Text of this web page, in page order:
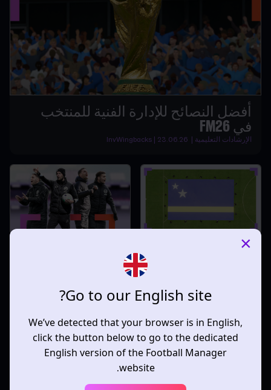
أفضل النصائح للإدارة الفنية للمنتخب
في FM26
الإرشادات التعليمية | InvWingbacks | 23.06.26
أفضل النصائح للنجاح في
تحدي كوراساو من FIFAe
الإرشادات التعليمية |
InvWingbacks | 13.05.26
التفوق في حسم نهاية
الإرشادات التعليمية | Paul
10 نصائح لفترة انتقالات
ناجحة في منتصف الموسم
في Football Manager 26
Go to our English site?
We’ve detected that your browser is in English,
click the button below to go to the dedicated
English version of the Football Manager
website.
×